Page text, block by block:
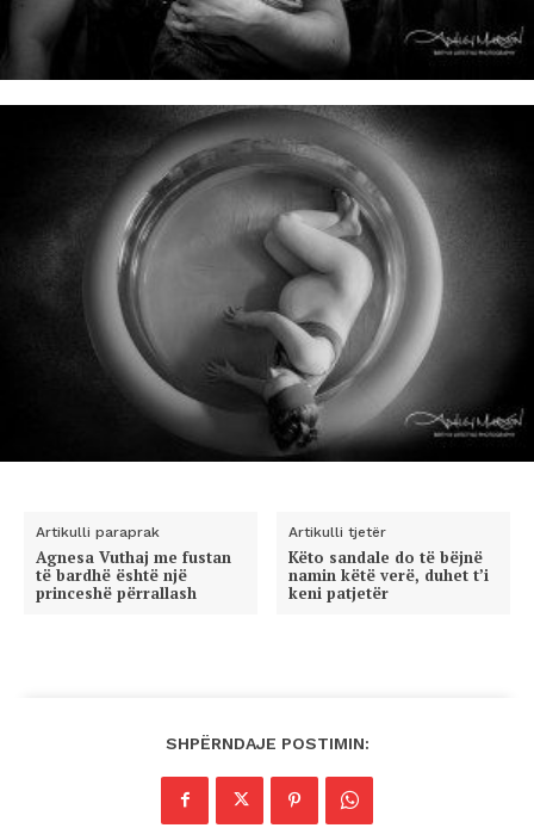
Artikulli paraprak
Agnesa Vuthaj me fustan
të bardhë është një
princeshë përrallash
Artikulli tjetër
Këto sandale do të bëjnë
namin këtë verë, duhet t’i
keni patjetër
SHPËRNDAJE POSTIMIN: